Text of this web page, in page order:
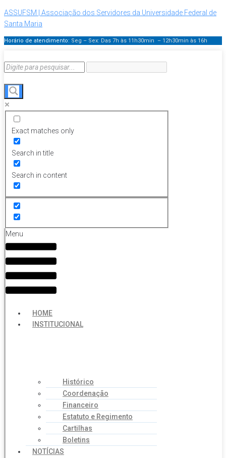
ASSUFSM | Associação dos Servidores da Universidade Federal de
Santa Maria
Horário de atendimento: Seg – Sex: Das 7h às 11h30min – 12h30min às 16h
Exact matches only
Search in title
Search in content
Menu
HOME
INSTITUCIONAL
Histórico
Coordenação
Financeiro
Estatuto e Regimento
Cartilhas
Boletins
NOTÍCIAS